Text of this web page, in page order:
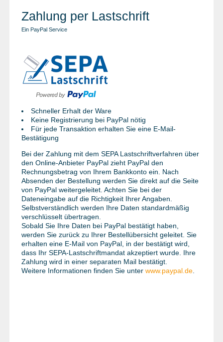
Zahlung per Lastschrift
Ein PayPal Service
Schneller Erhalt der Ware
Keine Registrierung bei PayPal nötig
Für jede Transaktion erhalten Sie eine E-Mail-
Bestätigung
Bei der Zahlung mit dem SEPA Lastschriftverfahren über
den Online-Anbieter PayPal zieht PayPal den
Rechnungsbetrag von Ihrem Bankkonto ein. Nach
Absenden der Bestellung werden Sie direkt auf die Seite
von PayPal weitergeleitet. Achten Sie bei der
Dateneingabe auf die Richtigkeit Ihrer Angaben.
Selbstverständlich werden Ihre Daten standardmäßig
verschlüsselt übertragen.
Sobald Sie Ihre Daten bei PayPal bestätigt haben,
werden Sie zurück zu Ihrer Bestellübersicht geleitet. Sie
erhalten eine E-Mail von PayPal, in der bestätigt wird,
dass Ihr SEPA-Lastschriftmandat akzeptiert wurde. Ihre
Zahlung wird in einer separaten Mail bestätigt.
Weitere Informationen finden Sie unter www.paypal.de.